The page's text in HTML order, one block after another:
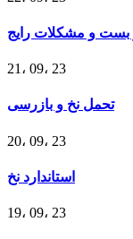
بست و مشکلات رایج
21، 09، 23
تحمل نخ و بازرسی
20، 09، 23
استاندارد نخ
19، 09، 23